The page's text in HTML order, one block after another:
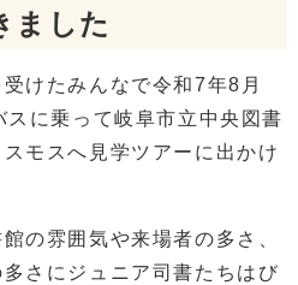
ました
けたみんなで令和7年8月
に乗って岐阜市立中央図書
モスへ見学ツアーに出かけ
の雰囲気や来場者の多さ、
さにジュニア司書たちはび